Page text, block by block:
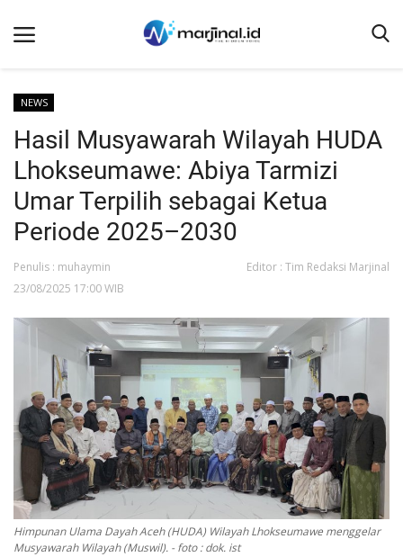
Beranda
NEWS
Redaksi
EDUKASI
SOSOK
LENSA
ADVETORIAL
OPINI
Kontak
GALERI
Ketentuan dan Layanan
NEWS
Hasil Musyawarah Wilayah HUDA
Lhokseumawe: Abiya Tarmizi
Umar Terpilih sebagai Ketua
Periode 2025–2030
Penulis : muhaymin
Editor : Tim Redaksi Marjinal
23/08/2025 17:00 WIB
Himpunan Ulama Dayah Aceh (HUDA) Wilayah Lhokseumawe menggelar
Musyawarah Wilayah (Muswil). - foto : dok. ist